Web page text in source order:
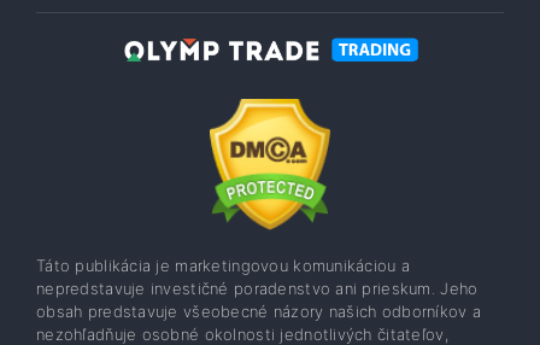
Táto publikácia je marketingovou komunikáciou a
nepredstavuje investičné poradenstvo ani prieskum. Jeho
obsah predstavuje všeobecné názory našich odborníkov a
nezohľadňuje osobné okolnosti jednotlivých čitateľov,